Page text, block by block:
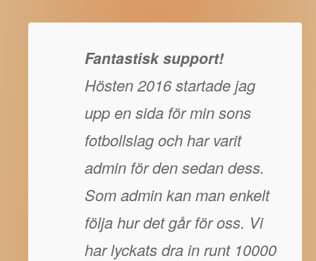
Fantastisk support!
Hösten 2016 startade jag
upp en sida för min sons
fotbollslag och har varit
admin för den sedan dess.
Som admin kan man enkelt
följa hur det går för oss. Vi
har lyckats dra in runt 10000